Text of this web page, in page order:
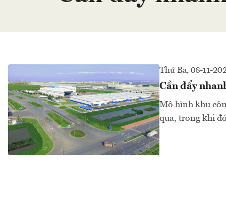
Thứ Ba, 08-11-
Cần đẩy
Mô hình khu
qua, trong khi